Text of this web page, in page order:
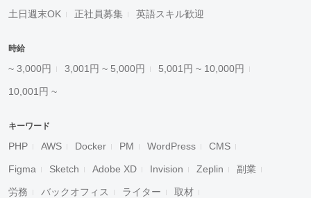
土日週末OK 正社員募集 英語スキル歓迎
時給
~ 3,000円 3,001円 ~ 5,000円 5,001円 ~ 10,000円
10,001円 ~
キーワード
PHP AWS Docker PM WordPress CMS
Figma Sketch Adobe XD Invision Zeplin 副業
労務 バックオフィス ライター 取材